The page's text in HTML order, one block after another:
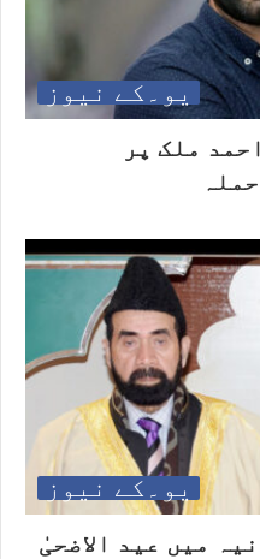
یو۔کے نیوز
ملک پر
یو۔کے نیوز
میں عید الاضحیٰ